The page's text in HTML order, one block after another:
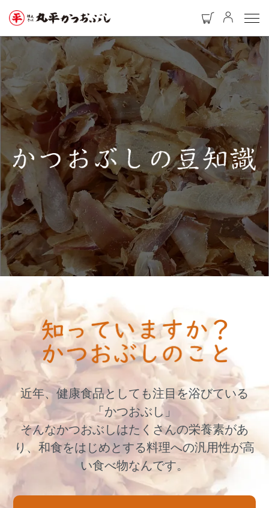
近年、健康食品としても注目を浴びている
「かつおぶし」
そんなかつおぶしはたくさんの栄養素があ
り、和食をはじめとする料理への汎用性が高
い食べ物なんです。